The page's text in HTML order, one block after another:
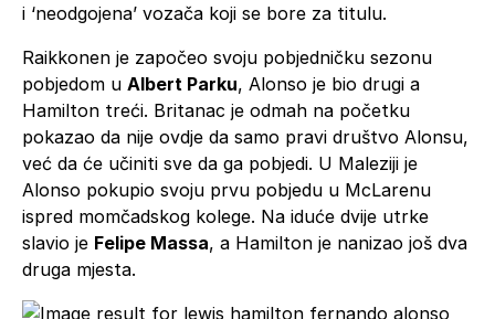
i ‘neodgojena’ vozača koji se bore za titulu.
Raikkonen je započeo svoju pobjedničku sezonu
pobjedom u Albert Parku, Alonso je bio drugi a
Hamilton treći. Britanac je odmah na početku
pokazao da nije ovdje da samo pravi društvo Alonsu,
već da će učiniti sve da ga pobjedi. U Maleziji je
Alonso pokupio svoju prvu pobjedu u McLarenu
ispred momčadskog kolege. Na iduće dvije utrke
slavio je Felipe Massa, a Hamilton je nanizao još dva
druga mjesta.